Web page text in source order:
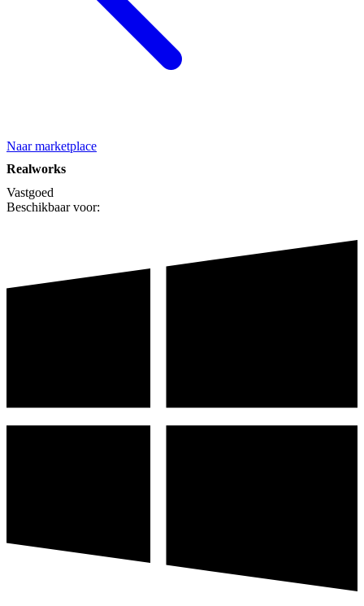
Naar marketplace
Realworks
Vastgoed
Beschikbaar voor: